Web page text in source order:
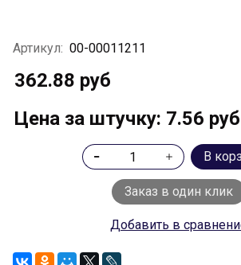
Артикул: 00-00011211
362.88 руб
Цена за штучку: 7.56 руб
В
Заказ в один клик
Добавить в